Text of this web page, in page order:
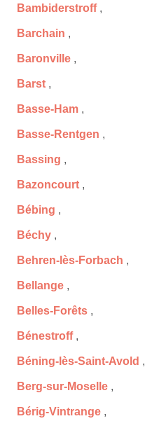
Bambiderstroff,
Barchain ,
Baronville ,
Barst ,
Basse-Ham ,
Basse-Rentgen ,
Bassing ,
Bazoncourt ,
Bébing ,
Béchy ,
Behren-lès-Forbach ,
Bellange ,
Belles-Forêts ,
Bénestroff,
Béning-lès-Saint-Avold ,
Berg-sur-Moselle ,
Bérig-Vintrange ,